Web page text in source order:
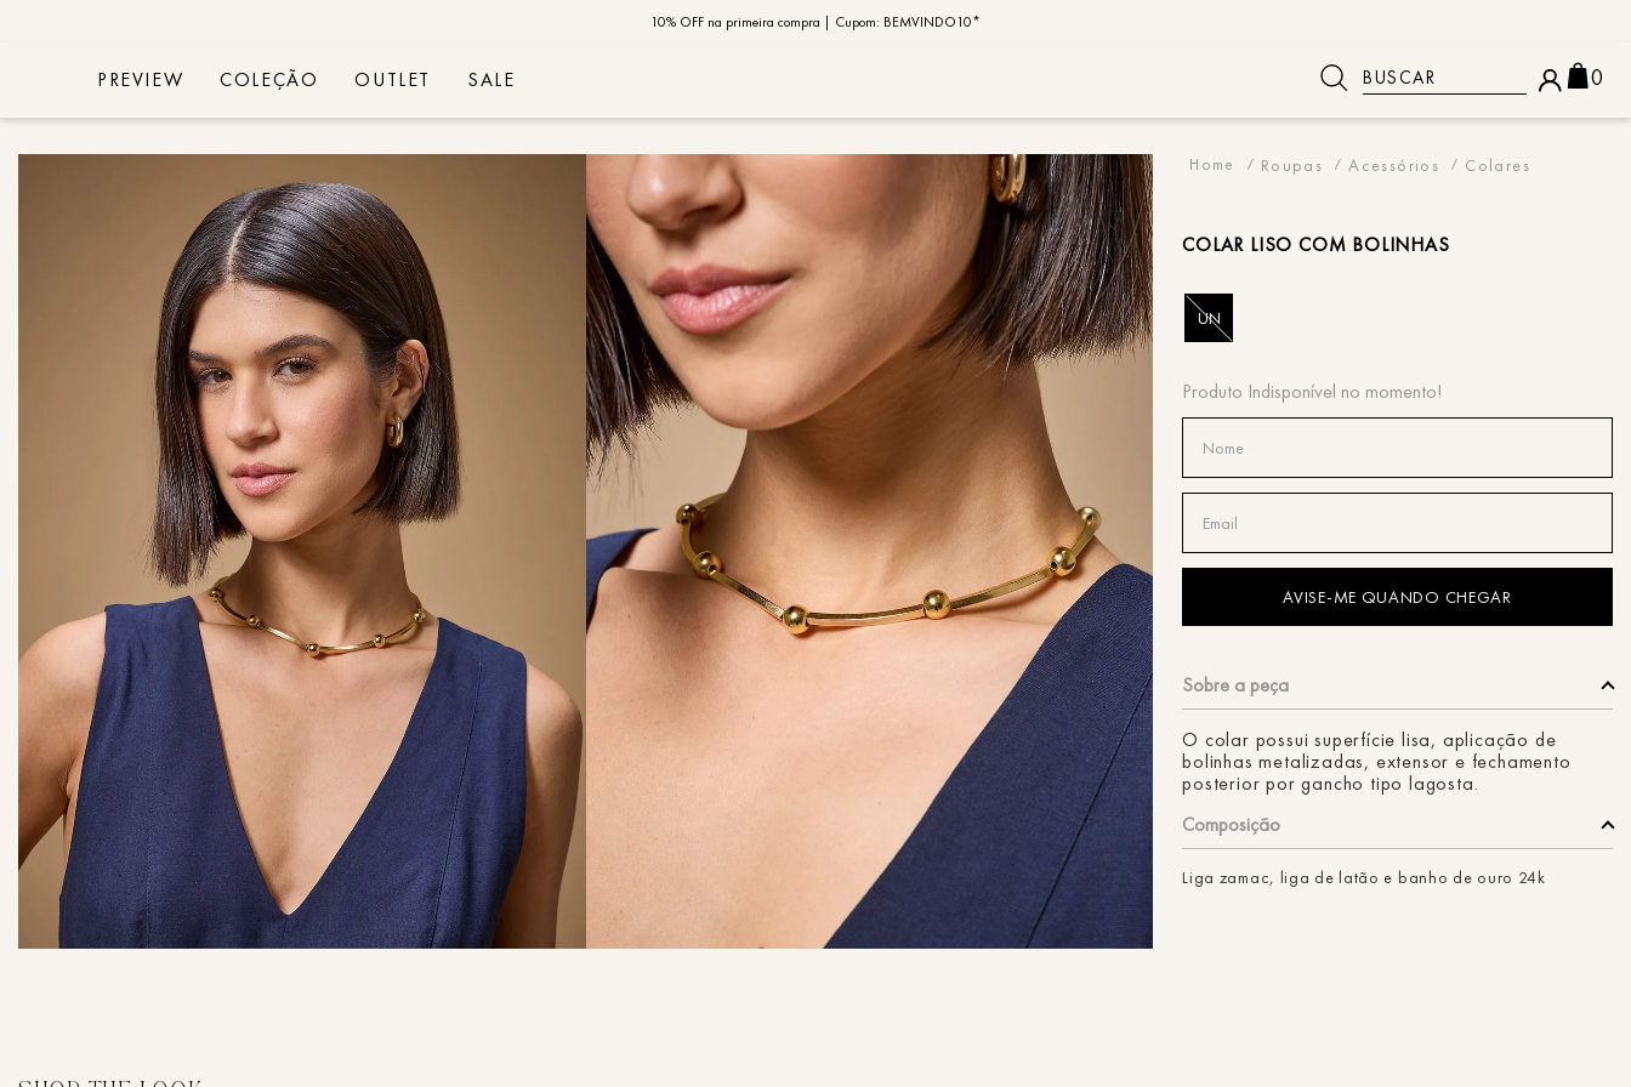
PIX MOB | 5%OFF - Seu look merece!
10% OFF na primeira compra | Cupom: BEMVINDO10*
MOB | Preview Índia
PREVIEW COLEÇÃO OUTLET SALE Buscar 0
Roupas Acessórios Colares
COLAR LISO COM BOLINHAS
UN
O colar possui superfície lisa, aplicação de
bolinhas metalizadas, extensor e fechamento
posterior por gancho tipo lagosta.
Composição
Liga zamac, liga de latão e banho de ouro 24k
TERMOS MAIS BUSCADOS
vestido
º saia
3º calça
4º blusa
º jaqueta
camisa
7 regata
macacao
9 calça jeans
10º tule